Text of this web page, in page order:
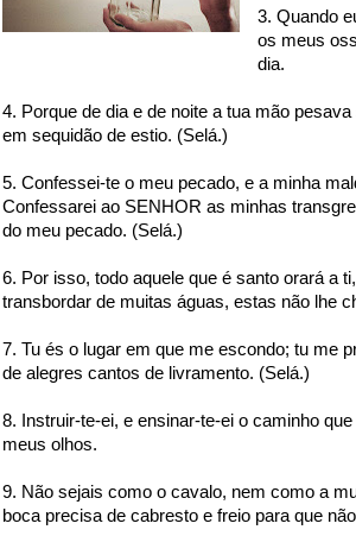
3. Quando
os meus
dia.
4. Porque de dia e de noite a tua mão
em sequidão de estio. (Selá.)
5. Confessei-te o meu pecado, e a minha
Confessarei ao SENHOR as minhas
do meu pecado. (Selá.)
6. Por isso, todo aquele que é santo orará a
transbordar de muitas águas, estas não lhe
7. Tu és o lugar em que me escondo; tu me
de alegres cantos de livramento. (Selá.)
8. Instruir-te-ei, e ensinar-te-ei o caminho
meus olhos.
9. Não sejais como o cavalo, nem como a
boca precisa de cabresto e freio para que